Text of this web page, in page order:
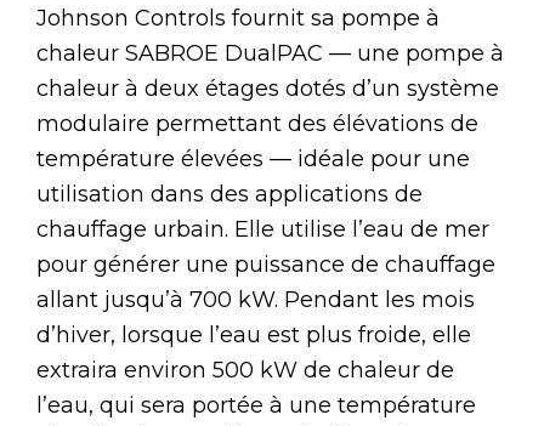
Johnson Controls fournit sa pompe à
chaleur SABROE DualPAC — une pompe à
chaleur à deux étages dotés d’un système
modulaire permettant des élévations de
température élevées — idéale pour une
utilisation dans des applications de
chauffage urbain. Elle utilise l’eau de mer
pour générer une puissance de chauffage
allant jusqu’à 700 kW. Pendant les mois
d’hiver, lorsque l’eau est plus froide, elle
extraira environ 500 kW de chaleur de
l’eau, qui sera portée à une température